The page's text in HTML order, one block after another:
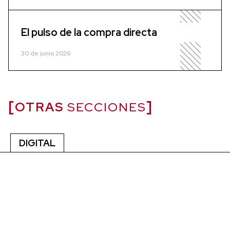
El pulso de la compra directa
30 de junio 2026
OTRAS SECCIONES
DIGITAL